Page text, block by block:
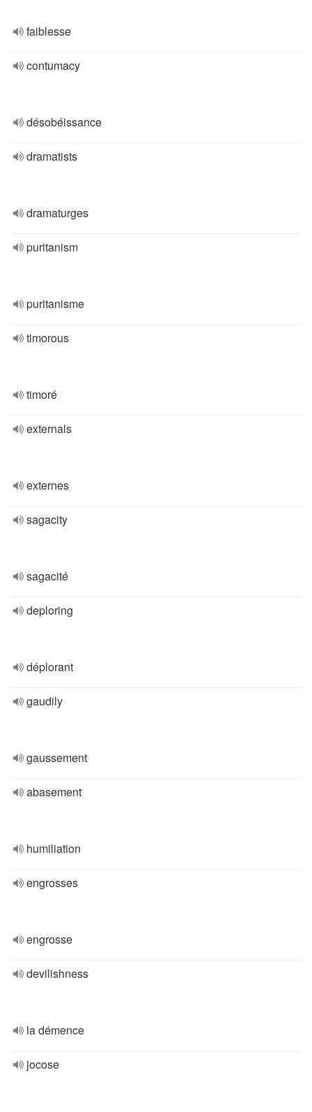
faiblesse
contumacy
désobéissance
dramatists
dramaturges
puritanism
puritanisme
timorous
timoré
externals
externes
sagacity
sagacité
deploring
déplorant
gaudily
gaussement
abasement
humiliation
engrosses
engrosse
devilishness
la démence
jocose